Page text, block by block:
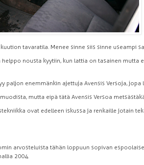
tavaratila. Menee sinne siis sinne useampi
nousta kyytiin, kun lattia on tasainen mutta
paljon enemmänkin ajettuja Avensis Versoja,
mutta eipä tätä Avensis Versoa
ovat edelleen iskussa ja renkaille jotain
arvosteluista tähän loppuun sopivan
2004.